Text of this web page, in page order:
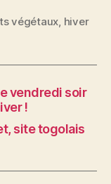
végétaux, hiver
vendredi soir
!
site togolais